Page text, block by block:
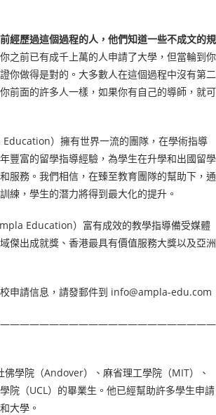
經歷過這個過程的人，他們知道一些不成文的規
之前已有成千上萬的人申請了大學，但當輪到你
你做得是對的。大多數人在這個過程中沒有第二
前面的許多人一樣，如果你有自己的導師，就可
）擁有世界一流的團隊，在學術指導
豐富的留學指導經驗，為學生在升學和出國留學
服務。我們相信，在臻至教育團隊的幫助下，通
練，學生的潛力將得到最大化的提升。
Education）富有成效的教學指導備受媒體
傑出成就獎、香港最具有價值服務大獎以及亞洲
申請信息，請發郵件到 info@ampla-edu.com
佛學院（Andover）、麻省理工學院（MIT）、
院（UCL）的畢業生。他已經幫助許多學生申請
大學。